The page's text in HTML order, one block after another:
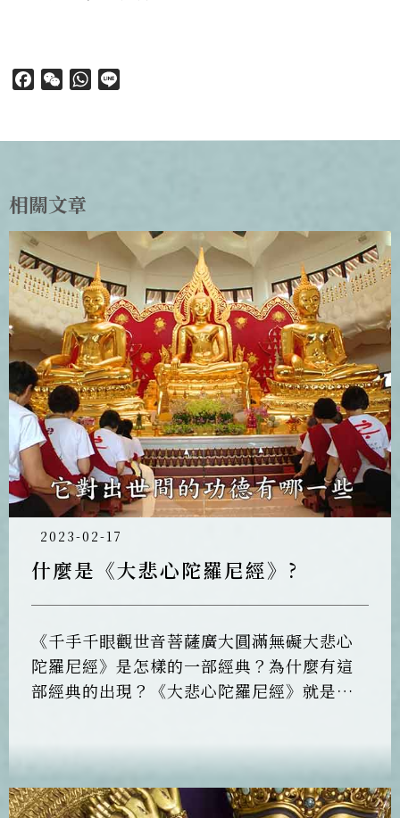
FacebookWeChatWhatsApp
相關文章
2023-02-17
什麼是《大悲心陀羅尼經》?
《千手千眼觀世音菩薩廣大圓滿無礙大悲心
陀羅尼經》是怎樣的一部經典？為什麼有這
部經典的出現？《大悲心陀羅尼經》就是在
用？對出(入)世間功德有哪些？還有種種大悲
咒的體相用，都在這部經典裡面，介紹非常